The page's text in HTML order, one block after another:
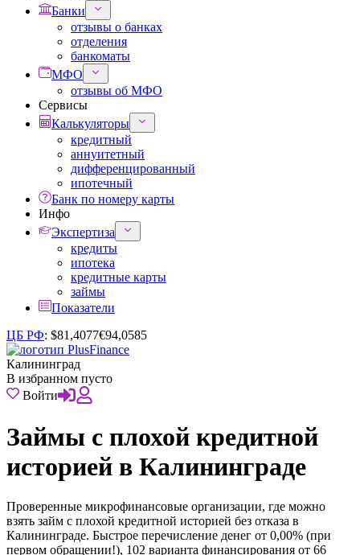
Банки
отзывы о банках
отделения
банкоматы
МФО
отзывы об МФО
Сервисы
Калькуляторы
кредитный
аннуитетный
дифференцированный
ипотечный
Банк по номеру карты
Инфо
Экспертиза
кредиты
ипотека
кредитные карты
займы
Показатели
ЦБ РФ: $81,4077€94,0585
Калининград
В избранном пусто
Войти
Займы с плохой кредитной
историей в Калининграде
Проверенные микрофинансовые организации, где можно
взять займ с плохой кредитной историей без отказа в
Калининграде. Быстрое перечисление денег от 0,00% (при
первом обращении!), 102 варианта финансирования от 66